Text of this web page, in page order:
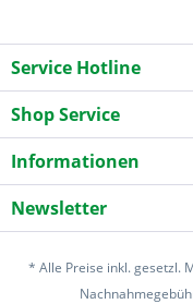
Service Hotline
Shop Service
Informationen
Newsletter
* Alle Preise inkl. gesetzl.